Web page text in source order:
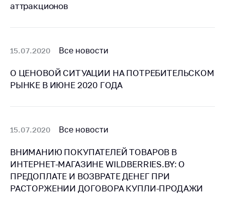
Электронные
цен на товары
Сообщить о росте
цен на лекарства и
медицинские
Адрес и режим
Приемная
Министра
Горячая линия
аттракционов
15.07.2020 Все новости
О ЦЕНОВОЙ СИТУАЦИИ НА ПОТРЕБИТЕЛЬСКОМ
РЫНКЕ В ИЮНЕ 2020 ГОДА
15.07.2020 Все новости
ВНИМАНИЮ ПОКУПАТЕЛЕЙ ТОВАРОВ В
ИНТЕРНЕТ-МАГАЗИНЕ WILDBERRIES.BY: О
ПРЕДОПЛАТЕ И ВОЗВРАТЕ ДЕНЕГ ПРИ
РАСТОРЖЕНИИ ДОГОВОРА КУПЛИ-ПРОДАЖИ